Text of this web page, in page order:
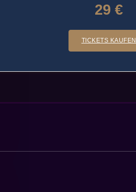
29 €
TICKETS KAUFEN